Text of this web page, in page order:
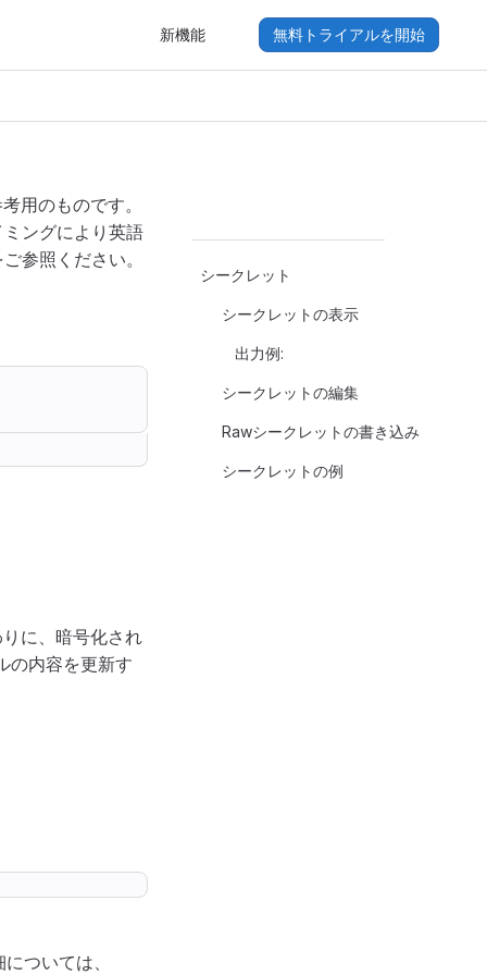
新機能 無料トライアルを開始
用のものです。
ングにより英語
ご参照ください。
に、暗号化され
の内容を更新す
ついては、
シークレット
シークレットの表示
出力例:
シークレットの編集
Rawシークレットの書き込み
シークレットの例